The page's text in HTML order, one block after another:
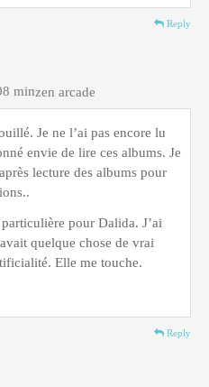
Reply
zen arcade
min
Je ne l’ai pas encore lu
envie de lire ces albums. Je
lecture des albums pour
pour Dalida. J’ai
quelque chose de vrai
Elle me touche.
Reply